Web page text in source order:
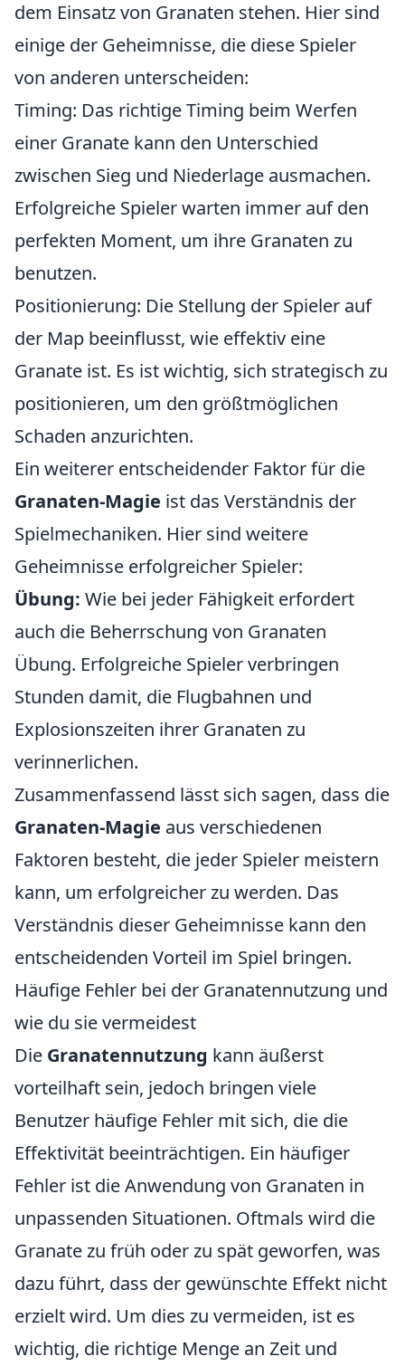
dem Einsatz von Granaten stehen. Hier sind
einige der Geheimnisse, die diese Spieler
von anderen unterscheiden:
Timing: Das richtige Timing beim Werfen
einer Granate kann den Unterschied
zwischen Sieg und Niederlage ausmachen.
Erfolgreiche Spieler warten immer auf den
perfekten Moment, um ihre Granaten zu
benutzen.
Positionierung: Die Stellung der Spieler auf
der Map beeinflusst, wie effektiv eine
Granate ist. Es ist wichtig, sich strategisch zu
positionieren, um den größtmöglichen
Schaden anzurichten.
Ein weiterer entscheidender Faktor für die
Granaten-Magie ist das Verständnis der
Spielmechaniken. Hier sind weitere
Geheimnisse erfolgreicher Spieler:
Übung: Wie bei jeder Fähigkeit erfordert
auch die Beherrschung von Granaten
Übung. Erfolgreiche Spieler verbringen
Stunden damit, die Flugbahnen und
Explosionszeiten ihrer Granaten zu
verinnerlichen.
Zusammenfassend lässt sich sagen, dass die
Granaten-Magie aus verschiedenen
Faktoren besteht, die jeder Spieler meistern
kann, um erfolgreicher zu werden. Das
Verständnis dieser Geheimnisse kann den
entscheidenden Vorteil im Spiel bringen.
Häufige Fehler bei der Granatennutzung und
wie du sie vermeidest
Die Granatennutzung kann äußerst
vorteilhaft sein, jedoch bringen viele
Benutzer häufige Fehler mit sich, die die
Effektivität beeinträchtigen. Ein häufiger
Fehler ist die Anwendung von Granaten in
unpassenden Situationen. Oftmals wird die
Granate zu früh oder zu spät geworfen, was
dazu führt, dass der gewünschte Effekt nicht
erzielt wird. Um dies zu vermeiden, ist es
wichtig, die richtige Menge an Zeit und